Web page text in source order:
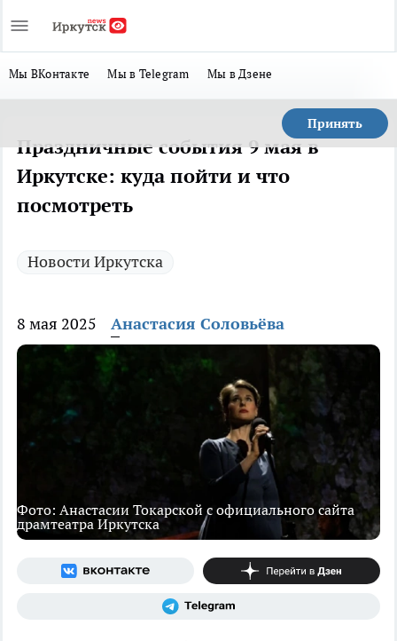
Мы ВКонтакте Мы в Telegram Мы в Дзене
Принять
Праздничные события 9 мая в
Иркутске: куда пойти и что
посмотреть
Новости Иркутска
8 мая 2025 Анастасия Соловьёва
Фото: Анастасии Токарской с официального сайта
драмтеатра Иркутска